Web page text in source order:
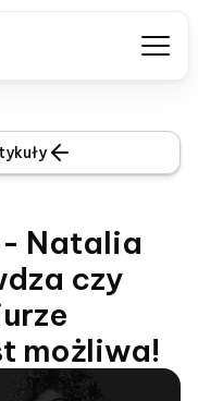
Natalia
czy
możliwa!